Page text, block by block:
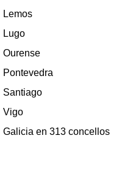
Lemos
Lugo
Ourense
Pontevedra
Santiago
Vigo
Galicia en 313 concellos